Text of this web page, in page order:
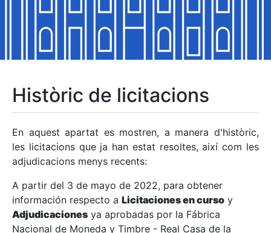
Mostra/Amaga
Mostra/Amaga
Mostra/Amaga
Mostra/Amaga
Mostra/Amaga
Històric de licitacions
En aquest apartat es mostren, a manera d'històric,
les licitacions que ja han estat resoltes, així com les
adjudicacions menys recents:
A partir del 3 de mayo de 2022, para obtener
información respecto a Licitaciones en curso y
Adjudicaciones ya aprobadas por la Fábrica
Nacional de Moneda y Timbre - Real Casa de la